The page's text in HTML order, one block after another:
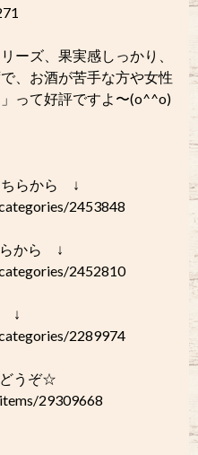
ーズ、果実感しっかり、
、お酒が苦手な方や女性
って好評ですよ〜(o^^o)
ちらから ↓
2453848
らから ↓
2452810
↓
2289974
うぞ☆
29309668